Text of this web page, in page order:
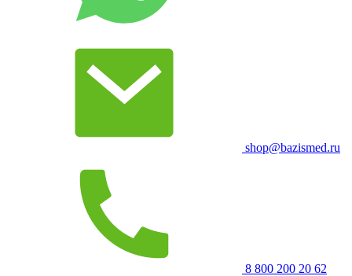
shop@bazismed.ru
8 800 200 20 62